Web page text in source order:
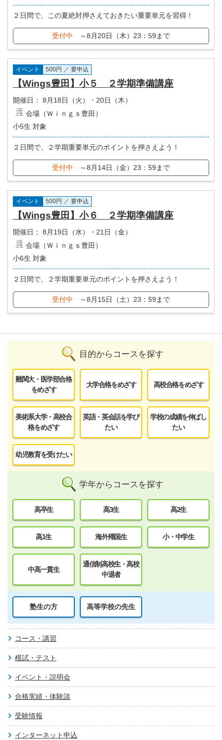
２日間で、この夏絶対押さえておきたい重要単元を習得！
受付中 ～8月20日（木）23：59まで
イベント 500円 ／ 要申込
【Wings豊田】小５ ２学期準備講座
開催日：
8月18日（火）・20日（木）
会場（Ｗｉｎｇｓ豊田）
小5生 対象
２日間で、２学期重要単元のポイントを押さえよう！
受付中 ～8月14日（金）23：59まで
イベント 500円 ／ 要申込
【Wings豊田】小６ ２学期準備講座
開催日：
8月19日（水）・21日（金）
会場（Ｗｉｎｇｓ豊田）
小6生 対象
２日間で、２学期重要単元のポイントを押さえよう！
受付中 ～8月15日（土）23：59まで
目的からコースを探す
難関大・医学部合格
をめざす
大学合格をめざす 高校合格をめざす
美術系大学・高校合
格をめざす
英語・英会話を学び
たい
学校の成績を伸ばし
たい
幼児教育を受けたい
学年からコースを探す
高卒生 高3生 高2生
高1生 海外帰国生 小・中学生
中高一貫生
通信制高校生・高校
中退者
塾生の方 高等学校の先生
コース・講習
模試・テスト
イベント・説明会
合格実績・体験談
受験情報
インターネット申込